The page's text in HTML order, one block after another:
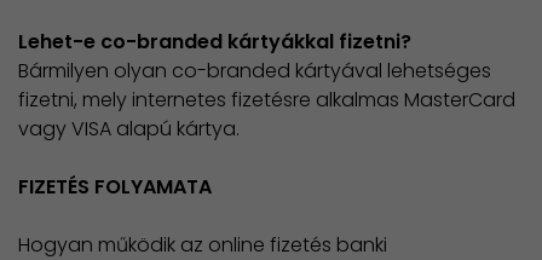
Lehet-e co-branded kártyákkal fizetni?
Bármilyen olyan co-branded kártyával lehetséges
fizetni, mely internetes fizetésre alkalmas MasterCard
vagy VISA alapú kártya.
FIZETÉS FOLYAMATA
Hogyan működik az online fizetés banki